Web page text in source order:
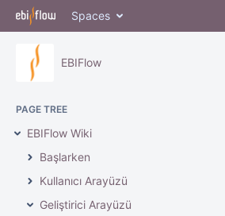
Spaces
EBIFlow
PAGE TREE
EBIFlow Wiki
Başlarken
Kullanıcı Arayüzü
Geliştirici Arayüzü